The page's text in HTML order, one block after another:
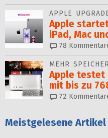
APPLE
Apple
iPad, Mac
78
MEHR
Apple testet
mit bis zu
72
Meistgelesene Artikel